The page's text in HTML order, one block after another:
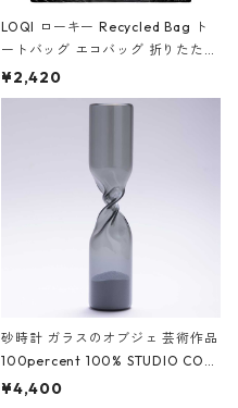
LOQI ローキー Recycled Bag ト
ートバッグ エコバッグ 折りたたみ
大きめ 撥水加工 収納ポーチ CRO
CODILE/Black クロコダイル/ブラ
¥2,420
砂時計 ガラスのオブジェ 芸術作品
100percent 100% STUDIO COH
AKU Timeless 100パーセント ス
¥4,400